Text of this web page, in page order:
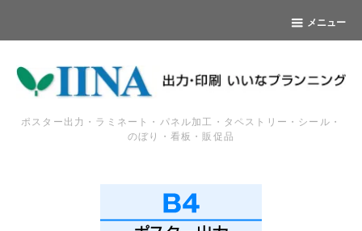
メニュー
ポスター出力・ラミネート・パネル加工・タペストリー・シール・
のぼり・看板・販促品